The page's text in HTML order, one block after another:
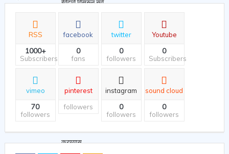
RSS
1000+
Subscribers
facebook
0
fans
twitter
0
followers
Youtube
0
Subscribers
vimeo
70
followers
pinterest
followers
instagram
0
followers
sound cloud
0
followers